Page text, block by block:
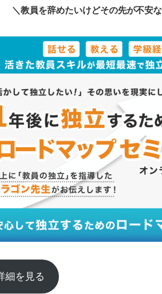
＼教員を辞めたいけどその先が不安
細を見る